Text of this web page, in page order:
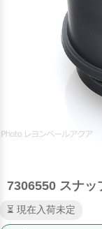
7306550 スナッ
⏳ 現在入荷未定